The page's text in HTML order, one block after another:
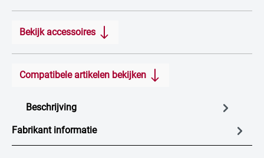
Bekijk accessoires
Compatibele artikelen bekijken
Beschrijving
Fabrikant informatie